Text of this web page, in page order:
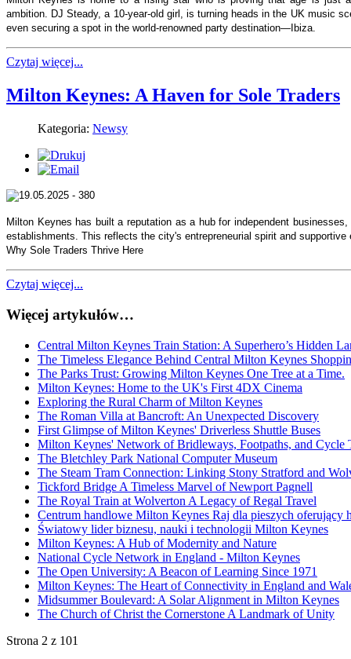
ambition. DJ Steady, a 10-year-old girl, is turning heads in the UK music
even securing a spot in the world-renowned party destination—Ibiza.
Czytaj więcej...
Milton Keynes: A Haven for Sole Traders
Kategoria: Newsy
Milton Keynes has built a reputation as a hub for independent
establishments. This reflects the city's entrepreneurial spirit and
Why Sole Traders Thrive Here
Czytaj więcej...
Więcej artykułów…
Central Milton Keynes Train Station: A Superhero’s Hidden
The Timeless Elegance Behind Central Milton Keynes
The Parks Trust: Growing Milton Keynes One Tree at a Time.
Milton Keynes: Home to the UK's First 4DX Cinema
Exploring the Rural Charm of Milton Keynes
The Roman Villa at Bancroft: An Unexpected Discovery
First Glimpse of Milton Keynes' Driverless Shuttle Buses
Milton Keynes' Network of Bridleways, Footpaths, and Cycle
The Bletchley Park National Computer Museum
The Steam Tram Connection: Linking Stony Stratford and
Tickford Bridge A Timeless Marvel of Newport Pagnell
The Royal Train at Wolverton A Legacy of Regal Travel
Centrum handlowe Milton Keynes Raj dla pieszych oferujący
Światowy lider biznesu, nauki i technologii Milton Keynes
Milton Keynes: A Hub of Modernity and Nature
National Cycle Network in England - Milton Keynes
The Open University: A Beacon of Learning Since 1971
Milton Keynes: The Heart of Connectivity in England and
Midsummer Boulevard: A Solar Alignment in Milton Keynes
The Church of Christ the Cornerstone A Landmark of Unity
Strona 2 z 101